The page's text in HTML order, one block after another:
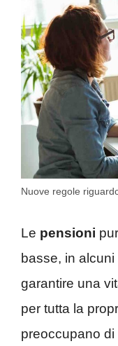
Nuove regole
Le pensioni
basse, in
garantire una
per tutta la
preoccupano